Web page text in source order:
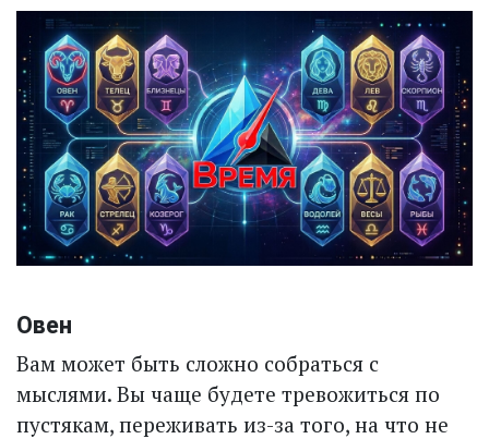
Овен
Вам может быть сложно собраться с
мыслями. Вы чаще будете тревожиться по
пустякам, переживать из-за того, на что не